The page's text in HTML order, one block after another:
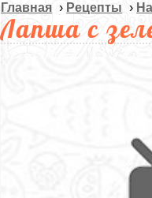
Главная › Рецепты ›
Лапша с